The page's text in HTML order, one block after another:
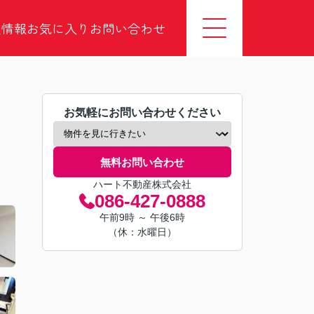
報お気に入り お問い合わせ
お気軽にお問い合わせください
無料お問い合わせ
ハート不動産株式会社
086-427-0888
午前9時 ～ 午後6時
（休：水曜日）